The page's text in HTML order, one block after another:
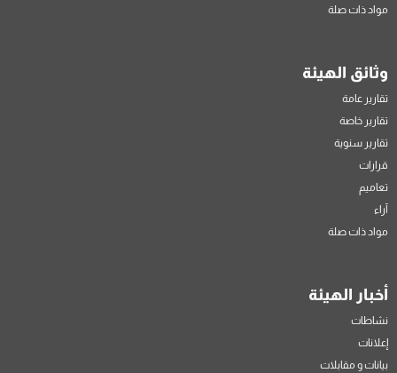
مواد ذات صلة
وثائق الهيئة
تقارير عامة
تقارير خاصة
تقارير سنوية
قرارات
تعاميم
آراء
مواد ذات صلة
أخبار الهيئة
نشاطات
إعلانات
بيانات و مقابلات